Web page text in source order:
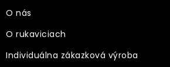
O nás
O rukaviciach
Individuálna zákazková výroba